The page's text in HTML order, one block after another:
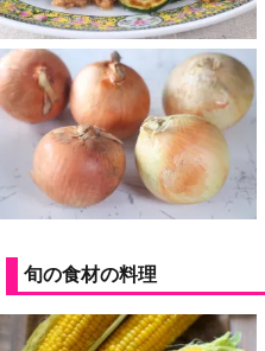
旬の食材の料理